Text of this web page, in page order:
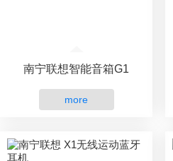
南宁联想智能音箱G1
more